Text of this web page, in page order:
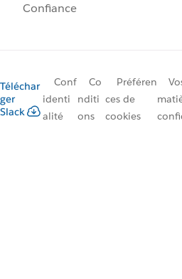
Confiance
Téléchar
ger
Slack
Conf
identi
alité
Co
nditi
ons
Préféren
ces de
cookies